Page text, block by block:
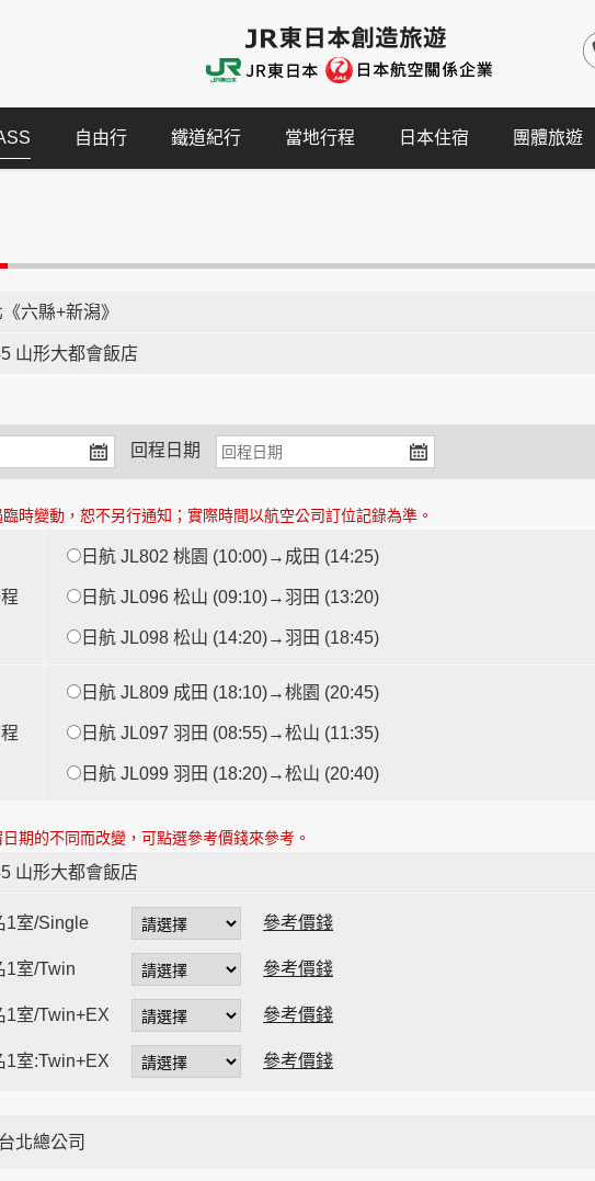
自由行 鐵道紀行 當地行程 日本住宿 團體旅遊
六縣+新潟》
山形大都會飯店
回程日期
時變動，恕不另行通知；實際時間以航空公司訂位記錄為準。
日航 JL802 桃園 (10:00)→成田 (14:25)
日航 JL096 松山 (09:10)→羽田 (13:20)
日航 JL098 松山 (14:20)→羽田 (18:45)
日航 JL809 成田 (18:10)→桃園 (20:45)
日航 JL097 羽田 (08:55)→松山 (11:35)
日航 JL099 羽田 (18:20)→松山 (20:40)
期的不同而改變，可點選參考價錢來參考。
山形大都會飯店
1室/Single 參考價錢
1室/Twin 參考價錢
1室/Twin+EX 參考價錢
1室:Twin+EX 參考價錢
台北總公司